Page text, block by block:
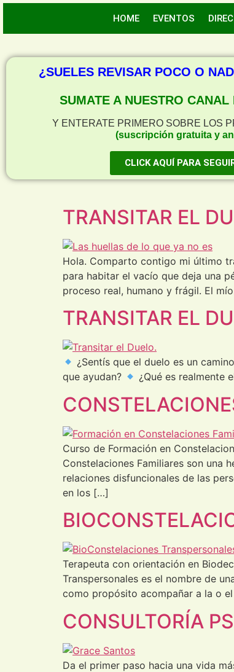
HOME EVENTOS
¿SUELES REVISAR POCO O
SUMATE A NUESTRO CANAL
Y ENTERATE PRIMERO SOBRE LOS
(suscripción gratuita y
CLICK AQUÍ PARA
TRANSITAR EL
Hola. Comparto contigo mi último
para habitar el vacío que deja una
proceso real, humano y frágil. El
TRANSITAR EL
¿Sentís que el duelo es un
que ayudan?
¿Qué es realmente
Curso de Formación en
Constelaciones Familiares son una
relaciones disfuncionales de las
en los […]
Terapeuta con orientación en
Transpersonales es el nombre de
como propósito acompañar a la o
CONSULTORÍA
Da el primer paso hacia una vida